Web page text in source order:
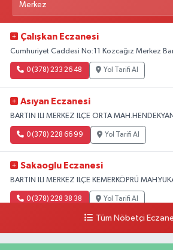
Çalışkan Eczanesi
Cumhuriyet Caddesi No:11 Kozcağız Merkez
0 (378) 233 26 48 Yol Tarifi Al
Asıyan Eczanesi
BARTIN ILI MERKEZ ILÇE ORTA
0 (378) 228 66 99 Yol Tarifi Al
Sakaoglu Eczanesi
BARTIN ILI MERKEZ ILÇE KEMERKÖPRÜ
0 (378) 228 38 38 Yol Tarifi Al
Tüm Nöbetçi